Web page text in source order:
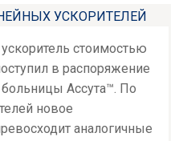
УСКОРИТЕЛЕЙ
стоимостью
в распоряжение
Ассута™. По
новое
аналогичные